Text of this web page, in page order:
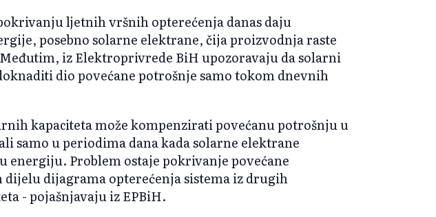
ljetnih vršnih opterećenja danas daju
posebno solarne elektrane, čija proizvodnja raste
iz Elektroprivrede BiH upozoravaju da solarni
dio povećane potrošnje samo tokom dnevnih
kapaciteta može kompenzirati povećanu potrošnju u
samo u periodima dana kada solarne elektrane
energiju. Problem ostaje pokrivanje povećane
dijagrama opterećenja sistema iz drugih
- pojašnjavaju iz EPBiH.